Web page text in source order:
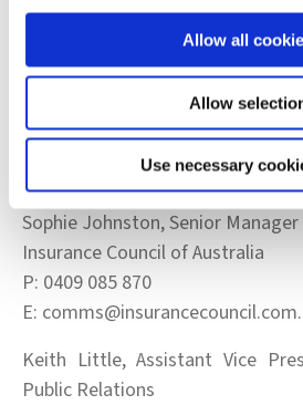
Allow all
Allow
Use necessary
d’informations sur
Safia Danger
Public Relations Europe
Shift Technology
safia.danger@shift-
Sophie Johnston, Senior
Insurance Council of Australia
P: 0409 085 870
E:
Keith Little, Assistant Vice
Public Relations